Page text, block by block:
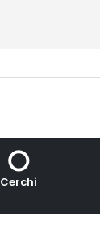
Cerchi